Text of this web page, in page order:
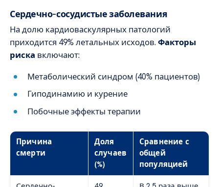
Сердечно-сосудистые заболевания
На долю кардиоваскулярных патологий
приходится 49% летальных исходов.Факторы
риска включают:
Метаболический синдром (40% пациентов)
Гиподинамию и курение
Побочные эффекты терапии
Причина
смерти
Доля
случаев
(%)
Сравнение с
общей
популяцией